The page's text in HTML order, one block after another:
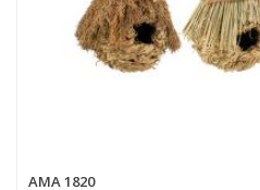
AMA 1820